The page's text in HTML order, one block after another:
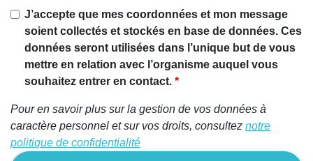
Si vous
êtes un
être
humain,
ignorez
champ
J’accepte que mes coordonnées et mon message
soient collectés et stockés en base de données. Ces
données seront utilisées dans l’unique but de vous
mettre en relation avec l’organisme auquel vous
souhaitez entrer en contact.
Pour en savoir plus sur la gestion de vos données à
caractère personnel et sur vos droits, consultez notre
politique de confidentialité